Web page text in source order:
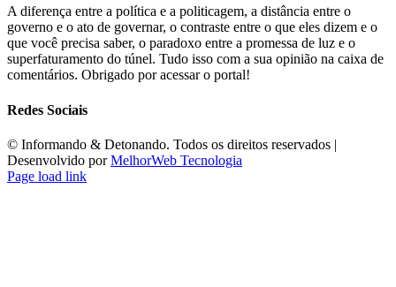
A diferença entre a política e a politicagem, a distância entre o
governo e o ato de governar, o contraste entre o que eles dizem e o
que você precisa saber, o paradoxo entre a promessa de luz e o
superfaturamento do túnel. Tudo isso com a sua opinião na caixa de
comentários. Obrigado por acessar o portal!
Redes Sociais
©️ Informando & Detonando. Todos os direitos reservados |
Desenvolvido porMelhorWeb Tecnologia
Page load link